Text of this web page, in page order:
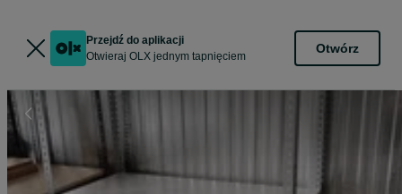
Przejdź do aplikacji
Otwieraj OLX jednym tapnięciem
Otwórz